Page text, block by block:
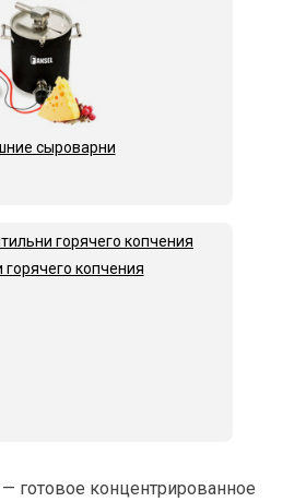
сыроварни
горячего копчения
готовое концентрированное